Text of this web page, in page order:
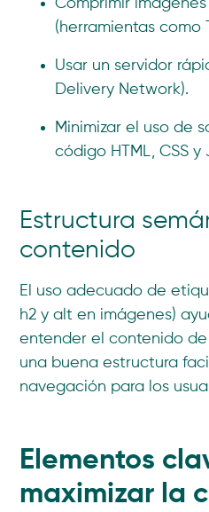
Comprimir
(herramientas como
Usar un servidor
Delivery Network).
Minimizar el uso de
código HTML, CSS y
Estructura
contenido
El uso adecuado de
h2 y alt en imágenes)
entender el contenido
una buena estructura
navegación para los
Elementos
maximizar la